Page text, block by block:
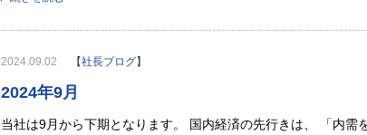
2024.09.02 【社長ブログ】
2024年9月
当社は9月から下期となります。 国内経済の先行きは、 「内需